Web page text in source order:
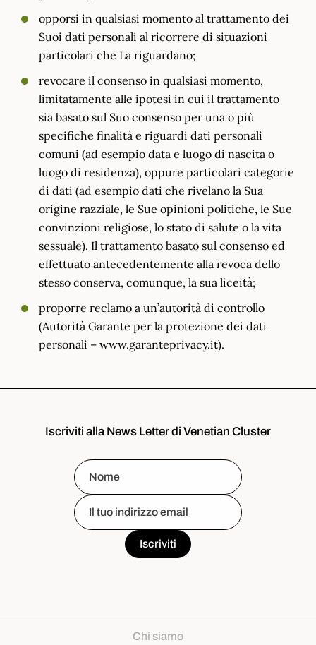
opporsi in qualsiasi momento al trattamento dei
Suoi dati personali al ricorrere di situazioni
particolari che La riguardano;
revocare il consenso in qualsiasi momento,
limitatamente alle ipotesi in cui il trattamento
sia basato sul Suo consenso per una o più
specifiche finalità e riguardi dati personali
comuni (ad esempio data e luogo di nascita o
luogo di residenza), oppure particolari categorie
di dati (ad esempio dati che rivelano la Sua
origine razziale, le Sue opinioni politiche, le Sue
convinzioni religiose, lo stato di salute o la vita
sessuale). Il trattamento basato sul consenso ed
effettuato antecedentemente alla revoca dello
stesso conserva, comunque, la sua liceità;
proporre reclamo a un’autorità di controllo
(Autorità Garante per la protezione dei dati
personali – www.garanteprivacy.it).
Iscriviti alla News Letter di Venetian Cluster
Chi siamo